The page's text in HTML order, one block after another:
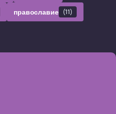
православие (11)